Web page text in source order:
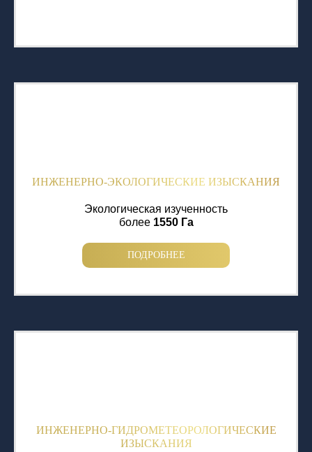
ИНЖЕНЕРНО-ЭКОЛОГИЧЕСКИЕ ИЗЫСКАНИЯ
Экологическая изученность
более 1550 Га
ПОДРОБНЕЕ
ИНЖЕНЕРНО-ГИДРОМЕТЕОРОЛОГИЧЕСКИЕ
ИЗЫСКАНИЯ